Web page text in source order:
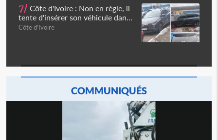
7/ Côte d'Ivoire : Non en règle, il
tente d'insérer son véhicule dan...
Côte d'Ivoire
COMMUNIQUÉS